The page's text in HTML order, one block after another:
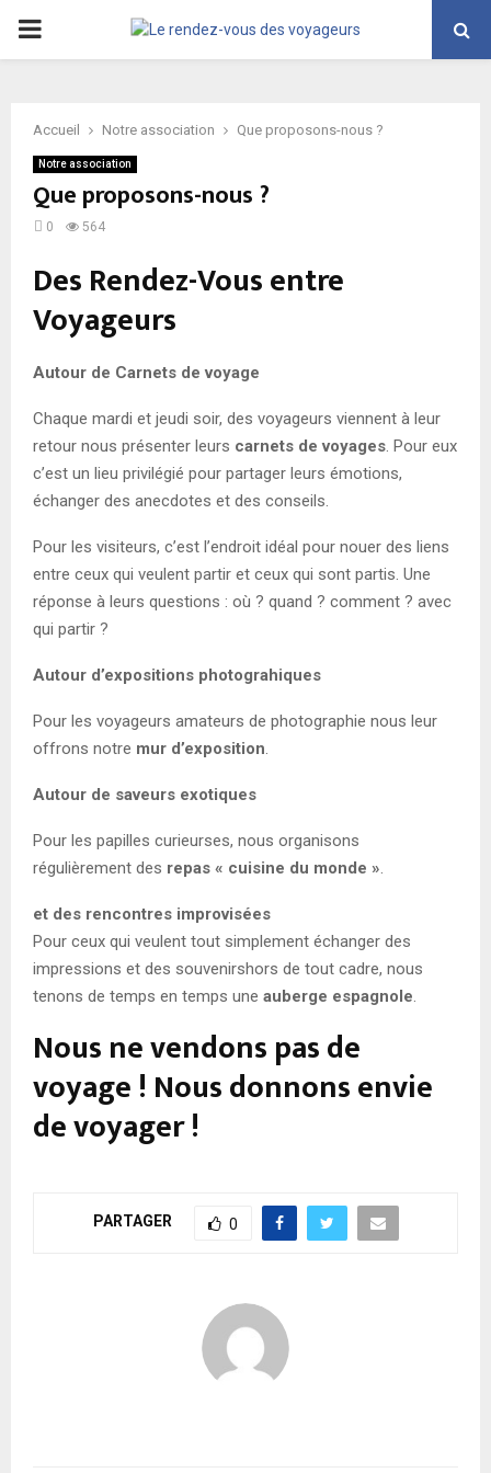
PRIMARY
Accueil Notre association Que proposons-nous ?
Notre association
Que proposons-nous ?
0 564
Des Rendez-Vous entre
Voyageurs
Autour de Carnets de voyage
Chaque mardi et jeudi soir, des voyageurs viennent à leur
retour nous présenter leurs carnets de voyages . Pour eux
c’est un lieu privilégié pour partager leurs émotions,
échanger des anecdotes et des conseils.
Pour les visiteurs, c’est l’endroit idéal pour nouer des liens
entre ceux qui veulent partir et ceux qui sont partis. Une
réponse à leurs questions : où ? quand ? comment ? avec
qui partir ?
Autour d’expositions photograhiques
Pour les voyageurs amateurs de photographie nous leur
offrons notre mur d’exposition
Autour de saveurs exotiques
Pour les papilles curieurses, nous organisons
régulièrement des repas « cuisine du monde »
et des rencontres improvisées
Pour ceux qui veulent tout simplement échanger des
impressions et des souvenirshors de tout cadre, nous
tenons de temps en temps une auberge espagnole
Nous ne vendons pas de
voyage ! Nous donnons envie
de voyager !
PARTAGER 0